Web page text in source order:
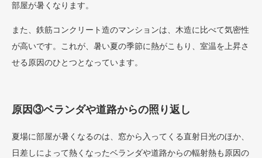
部屋が暑くなります。
また、鉄筋コンクリート造のマンションは、木造に比べて気密性
が高いです。これが、暑い夏の季節に熱がこもり、室温を上昇さ
せる原因のひとつとなっています。
原因③ベランダや道路からの照り返し
夏場に部屋が暑くなるのは、窓から入ってくる直射日光のほか、
日差しによって熱くなったベランダや道路からの輻射熱も原因の